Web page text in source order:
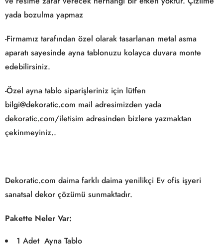
yada bozulma yapmaz
-Firmamız tarafından özel olarak tasarlanan metal asma
aparatı sayesinde ayna tablonuzu kolayca duvara monte
edebilirsiniz.
-Özel ayna tablo siparişleriniz için lütfen
bilgi@dekoratic.com mail adresimizden yada
dekoratic.com/iletisim adresinden bizlere yazmaktan
çekinmeyiniz..
Dekoratic.com daima farklı daima yenilikçi Ev ofis işyeri
sanatsal dekor çözümü sunmaktadır.
Pakette Neler Var:
1 Adet Ayna Tablo